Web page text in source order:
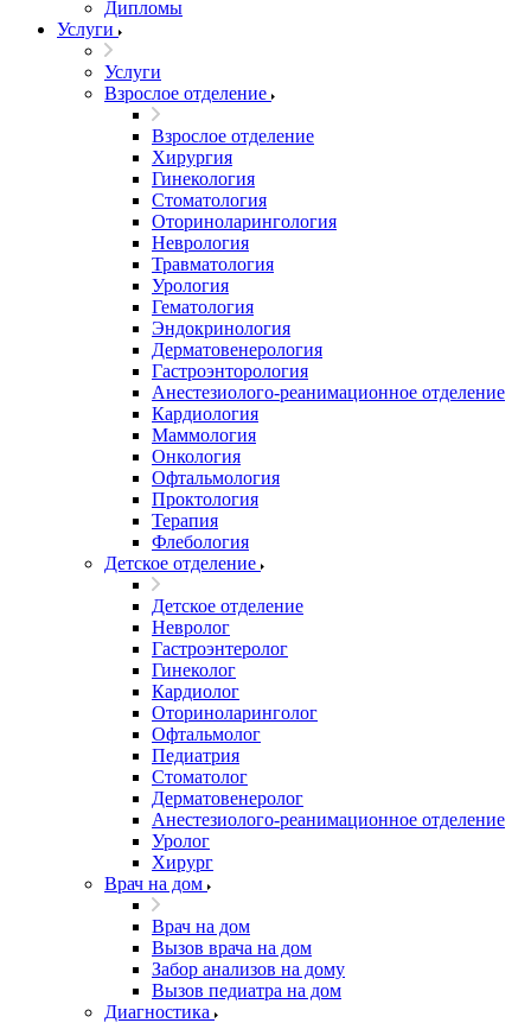
Дипломы
Услуги
Услуги
Взрослое отделение
Взрослое отделение
Хирургия
Гинекология
Стоматология
Оториноларингология
Неврология
Травматология
Урология
Гематология
Эндокринология
Дерматовенерология
Гастроэнторология
Анестезиолого-реанимационное отделение
Кардиология
Маммология
Онкология
Офтальмология
Проктология
Терапия
Флебология
Детское отделение
Детское отделение
Невролог
Гастроэнтеролог
Гинеколог
Кардиолог
Оториноларинголог
Офтальмолог
Педиатрия
Стоматолог
Дерматовенеролог
Анестезиолого-реанимационное отделение
Уролог
Хирург
Врач на дом
Врач на дом
Вызов врача на дом
Забор анализов на дому
Вызов педиатра на дом
Диагностика